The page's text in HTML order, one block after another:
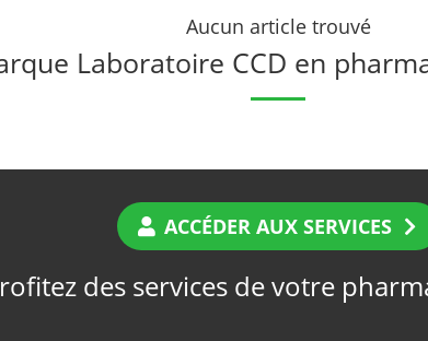
Aucun article trouvé
Laboratoire CCD en
ACCÉDER AUX SERVICES
des services de votre